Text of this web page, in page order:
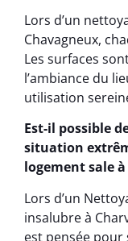
Lors d’un
Chavagneux,
Les surfaces
l’ambiance du
utilisation
Est-il possible
situation
logement sale
Lors d’un
insalubre à
est pensée